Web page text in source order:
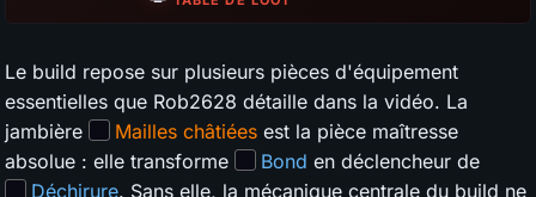
Le build repose sur plusieurs pièces d'équipement
essentielles que Rob2628 détaille dans la vidéo. La
jambière
Mailles châtiées est la pièce maîtresse
absolue : elle transforme
Bond en déclencheur de
Déchirure. Sans elle, la mécanique centrale du build ne